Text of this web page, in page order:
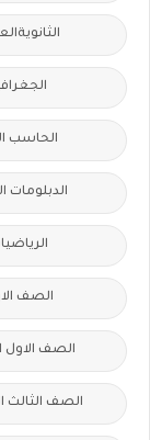
الحاسب
الدبلومات
الصف
الصف الاول
الصف الثالث